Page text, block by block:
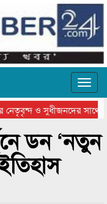
ও সুধীজনদের সাথে
গ্রুপ থিয়েটার
ডন ‘নতুন